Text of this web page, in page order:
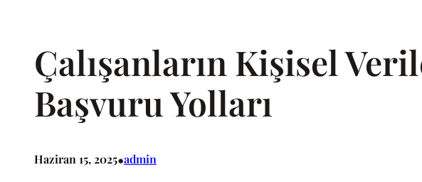
Çalışanların Kişisel
Başvuru Yolları
Haziran 15, 2025•admin